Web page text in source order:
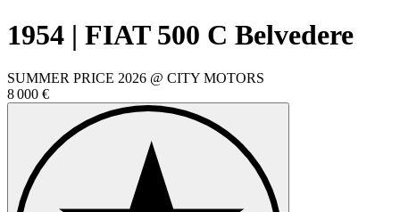
1954 | FIAT 500 C Belvedere
SUMMER PRICE 2026 @ CITY MOTORS
8 000 €